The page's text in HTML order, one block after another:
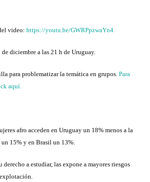
video: https://youtu.be/GWRPpzwaYn4
de diciembre a las 21 h de Uruguay.
para problematizar la temática en grupos. Para
aquí.
afro acceden en Uruguay un 18% menos a la
15% y en Brasil un 13%.
derecho a estudiar, las expone a mayores riesgos